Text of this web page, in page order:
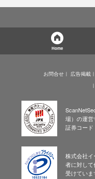
Home
お問合せ 広告掲載
場）の運営
証券コード
株式会社
者に対し
受けていま